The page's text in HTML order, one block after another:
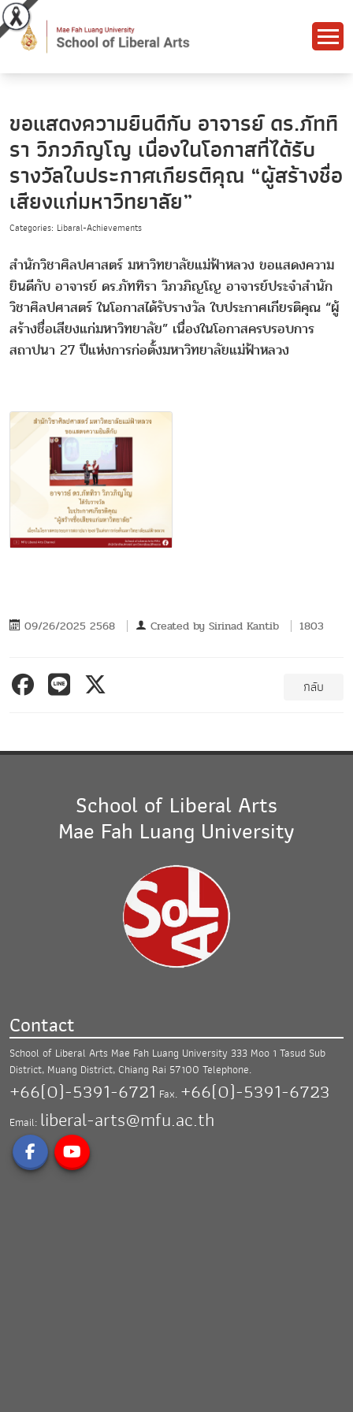
ขอแสดงความยินดีกับ อาจารย์ ดร.ภัททิ
รา วิภวภิญโญ เนื่องในโอกาสที่ได้รับ
รางวัลใบประกาศเกียรติคุณ “ผู้สร้างชื่อ
เสียงแก่มหาวิทยาลัย”
Categories: Libaral-Achievements
สำนักวิชาศิลปศาสตร์ มหาวิทยาลัยแม่ฟ้าหลวง ขอแสดงความ
ยินดีกับ อาจารย์ ดร.ภัททิรา วิภวภิญโญ อาจารย์ประจำสำนัก
วิชาศิลปศาสตร์ ในโอกาสได้รับรางวัล ใบประกาศเกียรติคุณ “ผู้
สร้างชื่อเสียงแก่มหาวิทยาลัย” เนื่องในโอกาสครบรอบการ
สถาปนา 27 ปีแห่งการก่อตั้งมหาวิทยาลัยแม่ฟ้าหลวง
09/26/2025 2568 Created by Sirinad Kantib 1803
กลับ
School of Liberal Arts
Mae Fah Luang University
Contact
School of Liberal Arts Mae Fah Luang University 333 Moo 1 Tasud Sub
District, Muang District,Chiang Rai 57100 Telephone.
+66(0)-5391-6721 Fax. +66(0)-5391-6723
Email: liberal-arts@mfu.ac.th